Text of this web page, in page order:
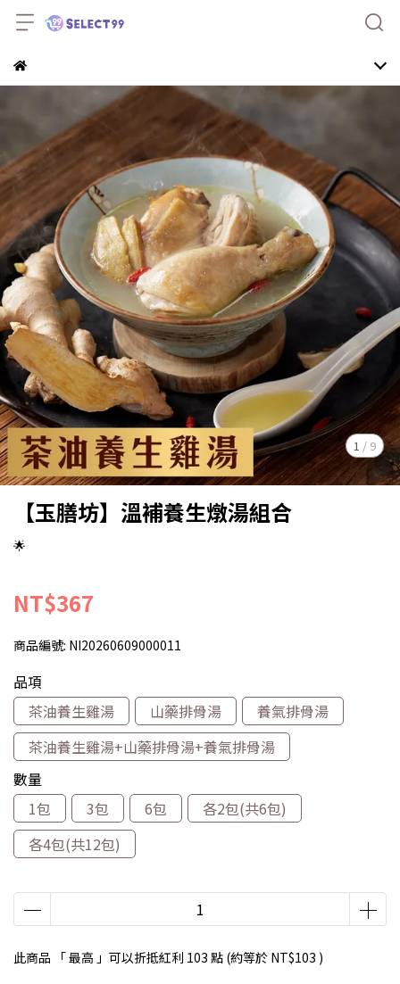
1 / 9
【玉膳坊】溫補養生燉湯組合
🌟
NT$367
商品編號: NI20260609000011
品項
茶油養生雞湯
山藥排骨湯
養氣排骨湯
茶油養生雞湯+山藥排骨湯+養氣排骨湯
數量
1包
3包 6包
各2包(共6包)
各4包(共12包)
此商品 「 最高 」可以折抵紅利 103 點 (約等於 NT$103 )